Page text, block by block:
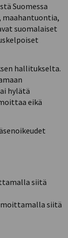
Suomessa
maahantuontia,
suomalaiset
hallitukselta.
hylätä
eikä
siitä
siitä